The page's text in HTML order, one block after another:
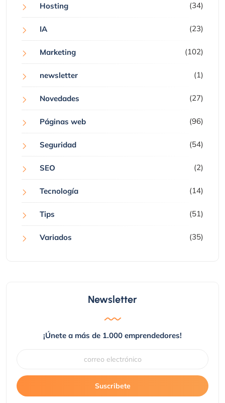
Hosting (34)
IA (23)
Marketing (102)
newsletter (1)
Novedades (27)
Páginas web (96)
Seguridad (54)
SEO (2)
Tecnología (14)
Tips (51)
Variados (35)
Newsletter
¡Únete a más de 1.000 emprendedores!
Suscribete